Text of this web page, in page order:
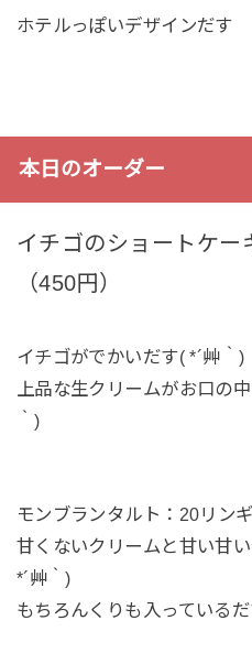
ホテルっぽいデザインだす
本日のオーダー
イチゴのショートケー
（450円）
イチゴがでかいだす( *´艸｀)
上品な生クリームがお口の
｀)
モンブランタルト：20リン
甘くないクリームと甘い甘
*´艸｀)
もちろんくりも入っている